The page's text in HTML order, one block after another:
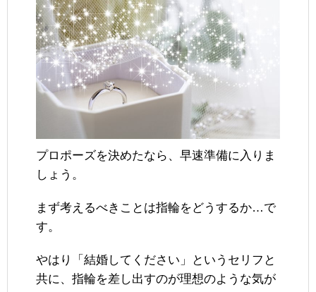
プロポーズを決めたなら、早速準備に入りま
しょう。
まず考えるべきことは指輪をどうするか…で
す。
やはり「結婚してください」というセリフと
共に、指輪を差し出すのが理想のような気が